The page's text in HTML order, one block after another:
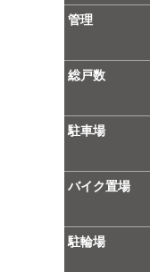
管理
総戸数
駐車場
バイク置場
駐輪場